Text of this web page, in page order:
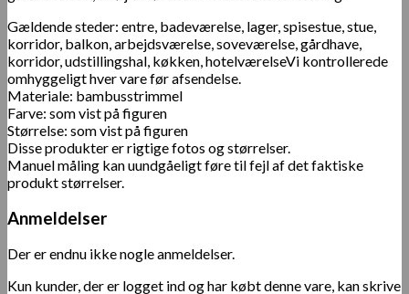
Gældende steder: entre, badeværelse, lager, spisestue, stue,
korridor, balkon, arbejdsværelse, soveværelse, gårdhave,
korridor, udstillingshal, køkken, hotelværelseVi kontrollerede
omhyggeligt hver vare før afsendelse.
Materiale: bambusstrimmel
Farve: som vist på figuren
Størrelse: som vist på figuren
Disse produkter er rigtige fotos og størrelser.
Manuel måling kan uundgåeligt føre til fejl af det faktiske
produkt størrelser.
Anmeldelser
Der er endnu ikke nogle anmeldelser.
Kun kunder, der er logget ind og har købt denne vare, kan skrive